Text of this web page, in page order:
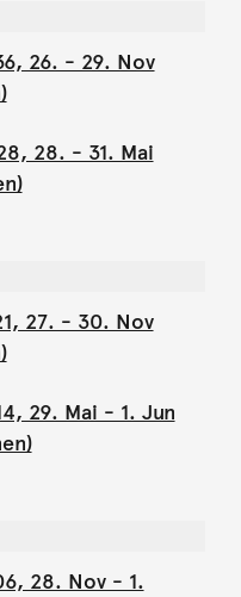
26. - 29. Nov
28. - 31. Mai
27. - 30. Nov
29. Mai - 1. Jun
28. Nov - 1.